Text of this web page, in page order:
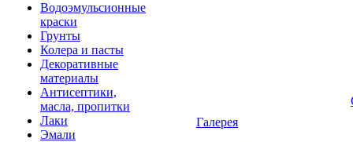
Водоэмульсионные
краски
Грунты
Колера и пасты
Декоративные
материалы
Антисептики,
масла, пропитки
Лаки
Эмали
Галерея